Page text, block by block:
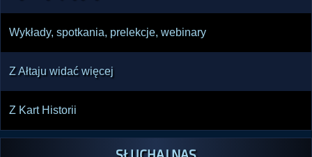
Wykłady, spotkania, prelekcje, webinary
Z Ałtaju widać więcej
Z Kart Historii